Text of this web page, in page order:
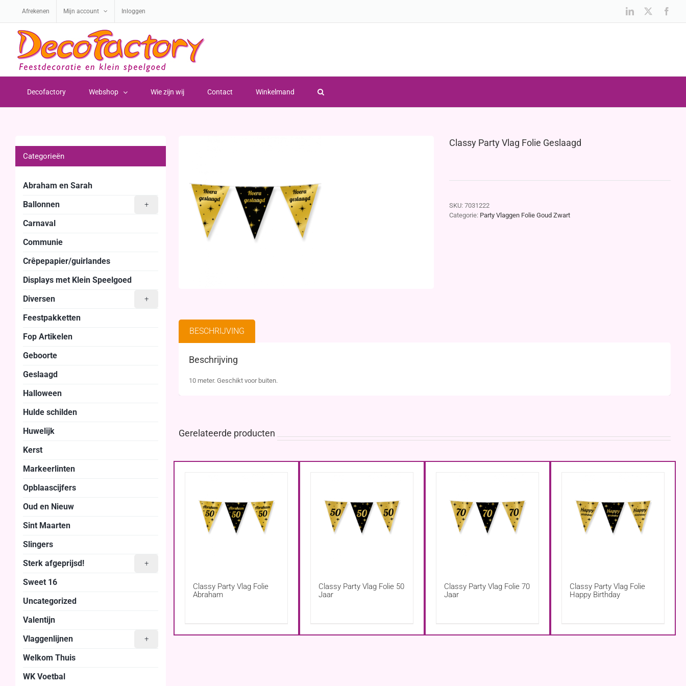
inhoud
Afrekenen Mijn account Inloggen LinkedIn
Decofactory Webshop Wie zijn wij Contact Winkelmand
Classy Party Vlag Folie Geslaagd
SKU:7031222
Categorie: Party Vlaggen Folie Goud Zwart
BESCHRIJVING
Beschrijving
10 meter. Geschikt voor buiten.
Gerelateerde producten
Classy Party Vlag Folie
Abraham
Classy Party Vlag Folie 50
Jaar
Classy Party Vlag Folie 70
Jaar
Classy Party Vlag Folie
Happy Birthday
Categorieën
Abraham en Sarah
+
Ballonnen
Carnaval
Communie
Crêpepapier/guirlandes
Displays met Klein Speelgoed
+
Diversen
Feestpakketten
Fop Artikelen
Geboorte
Geslaagd
Halloween
Hulde schilden
Huwelijk
Kerst
Markeerlinten
Opblaascijfers
Oud en Nieuw
Sint Maarten
Slingers
+
Sterk afgeprijsd!
Sweet 16
Uncategorized
Valentijn
+
Vlaggenlijnen
Welkom Thuis
WK Voetbal